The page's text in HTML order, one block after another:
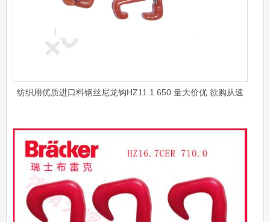
纺织用优质进口料钢丝尼龙钩HZ11.1 650 量大价优 欲购从速